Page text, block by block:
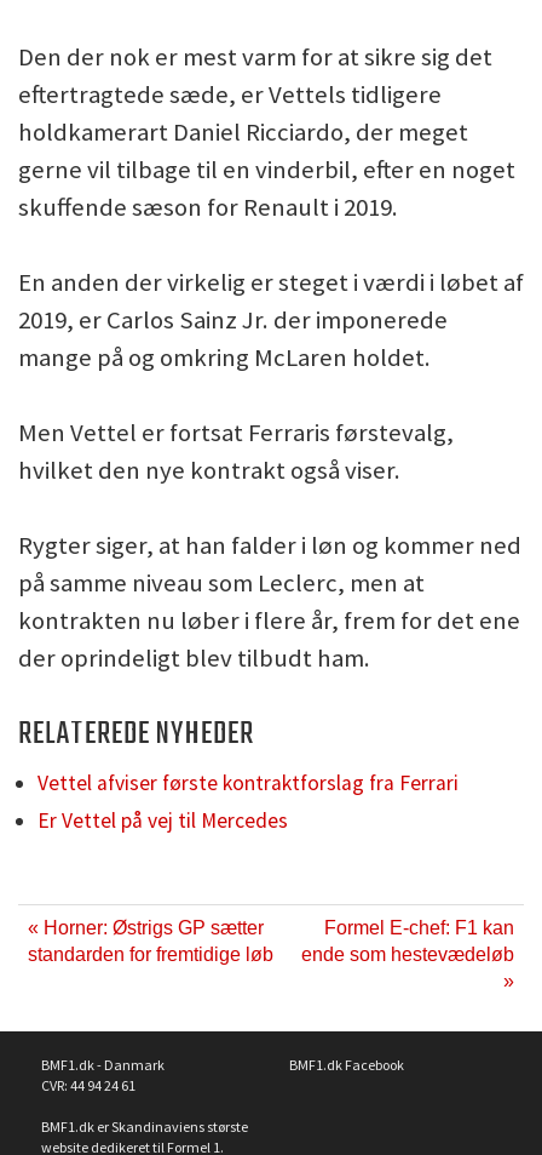
Den der nok er mest varm for at sikre sig det
eftertragtede sæde, er Vettels tidligere
holdkamerart Daniel Ricciardo, der meget
gerne vil tilbage til en vinderbil, efter en noget
skuffende sæson for Renault i 2019.
En anden der virkelig er steget i værdi i løbet af
2019, er Carlos Sainz Jr. der imponerede
mange på og omkring McLaren holdet.
Men Vettel er fortsat Ferraris førstevalg,
hvilket den nye kontrakt også viser.
Rygter siger, at han falder i løn og kommer ned
på samme niveau som Leclerc, men at
kontrakten nu løber i flere år, frem for det ene
der oprindeligt blev tilbudt ham.
RELATEREDE NYHEDER
Vettel afviser første kontraktforslag fra Ferrari
Er Vettel på vej til Mercedes
« Horner: Østrigs GP sætter
standarden for fremtidige løb
Formel E-chef: F1 kan
ende som hestevædeløb
»
BMF1.dk - Danmark
CVR: 44 94 24 61
BMF1.dk er Skandinaviens største
website dedikeret til Formel 1.
BMF1.dk Facebook